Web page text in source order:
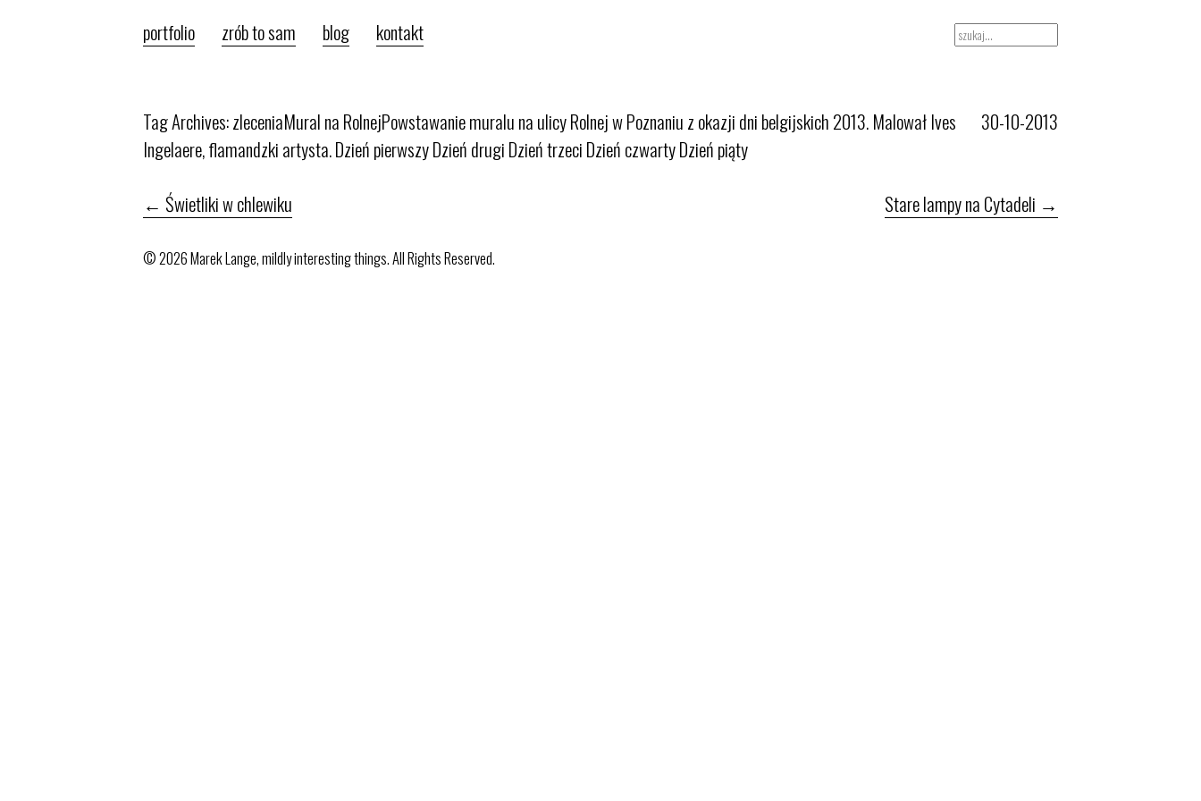
portfolio zrób to sam blog kontakt
Tag Archives: zleceniaMural na Rolnej 30-10-2013
Powstawanie muralu na ulicy Rolnej w Poznaniu z okazji dni belgijskich 2013. Malował Ives
Ingelaere, flamandzki artysta. Dzień pierwszy Dzień drugi Dzień trzeci Dzień czwarty Dzień piąty
← Świetliki w chlewiku Stare lampy na Cytadeli →
© 2026 Marek Lange, mildly interesting things. All Rights Reserved.